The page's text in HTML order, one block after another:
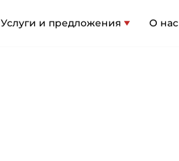
Услуги и предложения О нас